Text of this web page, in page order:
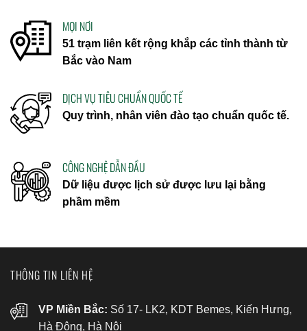
MỌI NƠI
51 trạm liên kết rộng khắp các tỉnh thành từ
Bắc vào Nam
DỊCH VỤ TIÊU CHUẨN QUỐC TẾ
Quy trình, nhân viên đào tạo chuẩn quốc tế.
CÔNG NGHỆ DẪN ĐẦU
Dữ liệu được lịch sử được lưu lại bằng
phầm mềm
THÔNG TIN LIÊN HỆ
VP Miền Bắc: Số 17- LK2, KDT Bemes, Kiến Hưng,
Hà Đông, Hà Nội